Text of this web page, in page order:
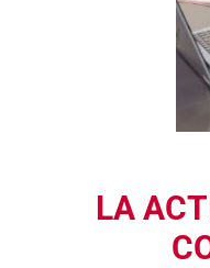
LA